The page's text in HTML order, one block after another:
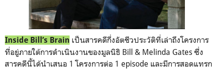
Inside Bill’s Brain เป็นสารคดีกึ่งอัตชีวประวัติที่เล่าถึงโครงการ
ที่อยู่ภายใต้การดำเนินงานของมูลนิธิ Bill & Melinda Gates ซึ่ง
สารคดีนี้ได้นำเสนอ 1 โครงการต่อ 1 episode และมีการสอดแทรก